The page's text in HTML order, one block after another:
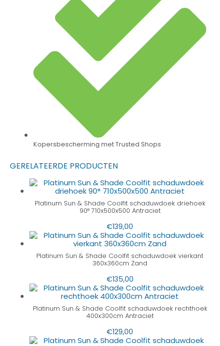
Kopersbescherming met Trusted Shops
GERELATEERDE PRODUCTEN
Platinum Sun & Shade Coolfit schaduwdoek driehoek
90° 710x500x500 Antraciet
€139,00
Platinum Sun & Shade Coolfit schaduwdoek vierkant
360x360cm Zand
€135,00
Platinum Sun & Shade Coolfit schaduwdoek rechthoek
400x300cm Antraciet
€129,00